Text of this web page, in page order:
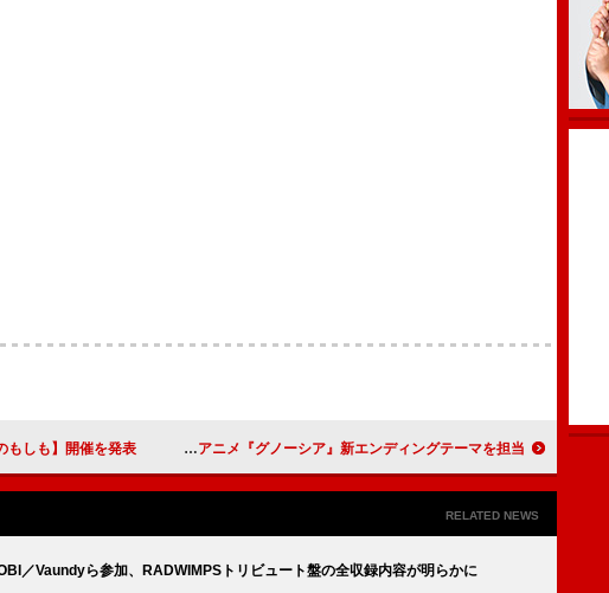
もしも】開催を発表 梅田サイファー、アニメ『グノーシア』新エンディングテーマを担当
RELATED NEWS
／Vaundyら参加、RADWIMPSトリビュート盤の全収録内容が明らかに